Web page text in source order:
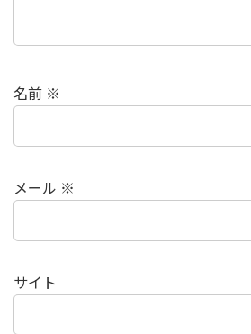
名前 ※
メール ※
サイト